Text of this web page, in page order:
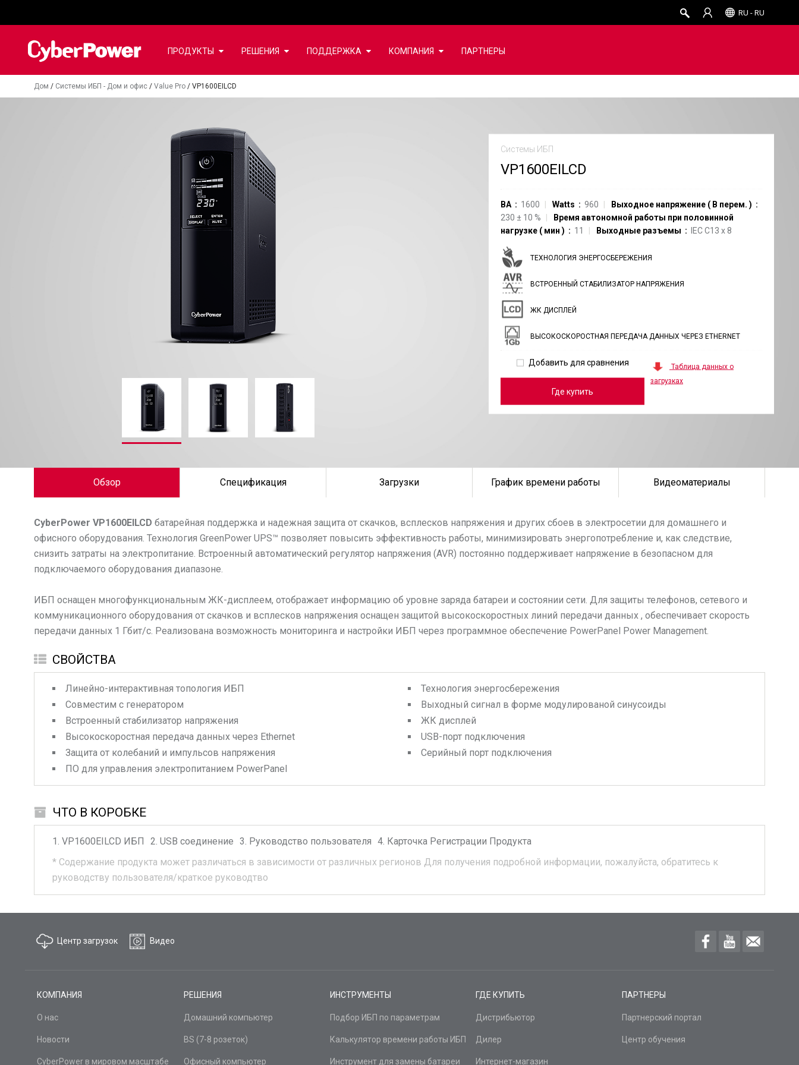
RU - RU
ПРОДУКТЫ РЕШЕНИЯ ПОДДЕРЖКА КОМПАНИЯ ПАРТНЕРЫ
Дом / Системы ИБП - Дом и офис / Value Pro / VP1600EILCD
Системы ИБП
VP1600EILCD
ВА 1600 Watts 960 Выходное напряжение ( В перем. )
230 ± 10 %
Время автономной работы при половинной
нагрузке ( мин ) 11 Выходные разъемы IEC C13 x8
ТЕХНОЛОГИЯ ЭНЕРГОСБЕРЕЖЕНИЯ
ВСТРОЕННЫЙ СТАБИЛИЗАТОР НАПРЯЖЕНИЯ
ЖК ДИСПЛЕЙ
ВЫСОКОСКОРОСТНАЯ ПЕРЕДАЧА ДАННЫХ ЧЕРЕЗ ETHERNET
Добавить для сравнения
Где купить
Таблица данных о
загрузках
Обзор Спецификация Загрузки График времени работы Видеоматериалы
CyberPower VP1600EILCD батарейная поддержка и надежная защита от скачков, всплесков напряжения и других сбоев в электросетии для домашнего и
офисного оборудования. Технология GreenPower UPS™ позволяет повысить эффективность работы, минимизировать энергопотребление и, как следствие,
снизить затраты на электропитание. Встроенный автоматический регулятор напряжения (AVR) постоянно поддерживает напряжение в безопасном для
подключаемого оборудования диапазоне.
ИБП оснащен многофункциональным ЖК-дисплеем, отображает информацию об уровне заряда батареи и состоянии сети. Для защиты телефонов, сетевого и
коммуникационного оборудования от скачков и всплесков напряжения оснащен защитой высокоскоростных линий передачи данных , обеспечивает скорость
передачи данных 1 Гбит/с. Реализована возможность мониторинга и настройки ИБП через программное обеспечение PowerPanel Power Management.
СВОЙСТВА
Линейно-интерактивная топология ИБП
Совместим с генератором
Встроенный стабилизатор напряжения
Высокоскоростная передача данных через Ethernet
Защита от колебаний и импульсов напряжения
ПО для управления электропитанием PowerPanel
Технология энергосбережения
Выходный сигнал в форме модулированой синусоиды
ЖК дисплей
USB-порт подключения
Серийный порт подключения
ЧТО В КОРОБКЕ
VP1600EILCD ИБП USB соединение Руководство пользователя
Карточка Регистрации Продукта
* Содержание продукта может различаться в зависимости от различных регионов Для получения подробной информации, пожалуйста, обратитесь к
руководству пользователя/краткое руководтво
Центр загрузок Видео
КОМПАНИЯ
О нас
Новости
CyberPower в мировом масштабе
РЕШЕНИЯ
Домашний компьютер
BS (7-8 розеток)
Офисный компьютер
ИНСТРУМЕНТЫ
Подбор ИБП по параметрам
Калькулятор времени работы ИБП
Инструмент для замены батареи
ГДЕ КУПИТЬ
Дистрибьютор
Дилер
Интернет-магазин
ПАРТНЕРЫ
Партнерский портал
Центр обучения